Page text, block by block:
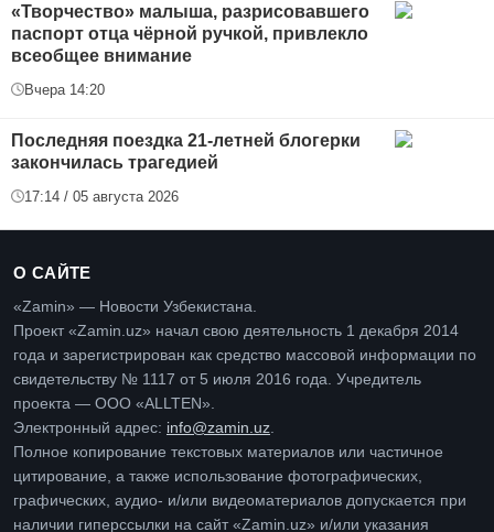
«Творчество» малыша, разрисовавшего
паспорт отца чёрной ручкой, привлекло
всеобщее внимание
Вчера 14:20
Последняя поездка 21-летней блогерки
закончилась трагедией
17:14 / 05 августа 2026
О САЙТЕ
«Zamin» — Новости Узбекистана.
Проект «Zamin.uz» начал свою деятельность 1 декабря 2014
года и зарегистрирован как средство массовой информации по
свидетельству № 1117 от 5 июля 2016 года. Учредитель
проекта — ООО «ALLTEN».
Электронный адрес: info@zamin.uz
Полное копирование текстовых материалов или частичное
цитирование, а также использование фотографических,
графических, аудио- и/или видеоматериалов допускается при
наличии гиперссылки на сайт «Zamin.uz» и/или указания